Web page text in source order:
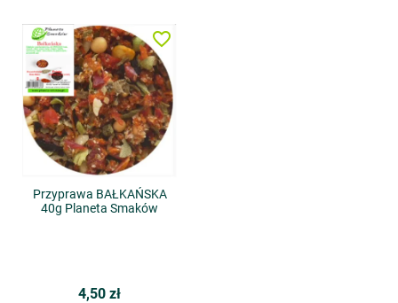
Przyprawa BAŁKAŃSKA
40g Planeta Smaków
4,50 zł
favorite_border